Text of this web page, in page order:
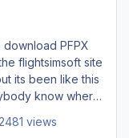
flightsimsoft site
its been like this
know where
thank you
views